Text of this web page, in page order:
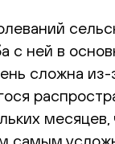
с ней в
сложна
самым